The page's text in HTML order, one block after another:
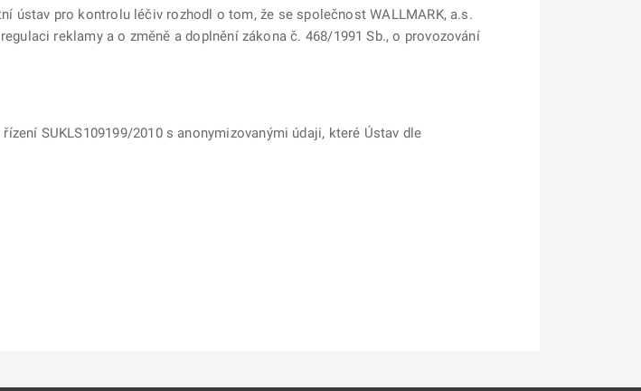
ústav pro kontrolu léčiv rozhodl o tom, že se společnost WALLMARK, a.s.
reklamy a o změně a doplnění zákona č. 468/1991 Sb., o provozování
SUKLS109199/2010 s anonymizovanými údaji, které Ústav dle